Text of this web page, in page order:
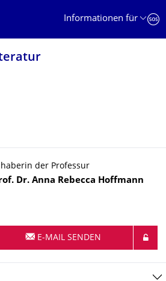
Informationen für
der Professur
Dr. Anna Rebecca Hoffmann
E-MAIL SENDEN